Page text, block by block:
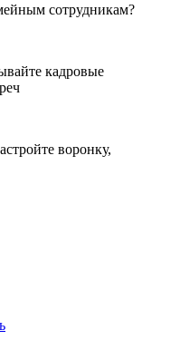
сотрудникам?
кадровые
воронку,